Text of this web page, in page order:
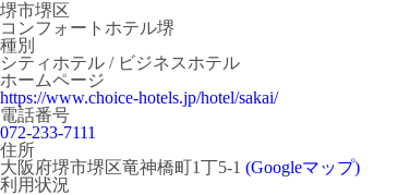
堺市堺区
コンフォートホテル堺
種別
シティホテル / ビジネスホテル
ホームページ
https://www.choice-hotels.jp/hotel/sakai/
電話番号
072-233-7111
住所
大阪府堺市堺区竜神橋町1丁5-1 (Googleマップ)
利用状況